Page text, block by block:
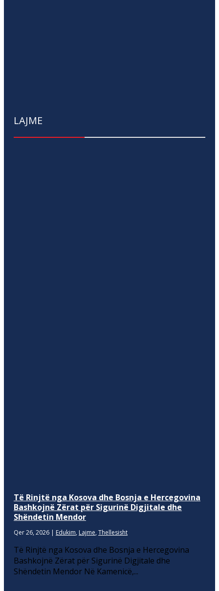
LAJME
Të Rinjtë nga Kosova dhe Bosnja e Hercegovina
Bashkojnë Zërat për Sigurinë Digjitale dhe
Shëndetin Mendor
Qer 26, 2026 | Edukim, Lajme, Thellesisht
Të Rinjtë nga Kosova dhe Bosnja e Hercegovina
Bashkojnë Zërat për Sigurinë Digjitale dhe
Shëndetin Mendor Në Kamenicë,...